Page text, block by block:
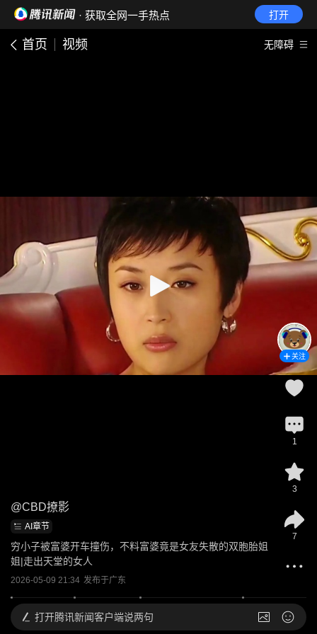
· 获取全网一手热点 打开
首页 视频 无障碍
@CBD撩影
AI章节
穷小子被富婆开车撞伤，不料富婆竟是女友失散的双胞胎姐
姐|走出天堂的女人
2026-05-09 21:34 发布于广东
关注
1
3
7
打开腾讯新闻客户端说两句